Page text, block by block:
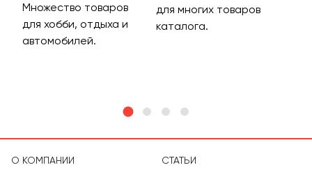
Множество товаров
для хобби, отдыха и
автомобилей.
для многих товаров
каталога.
О КОМПАНИИ СТАТЬИ